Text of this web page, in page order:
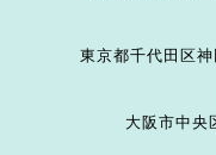
東京都千代田区
大阪市中央